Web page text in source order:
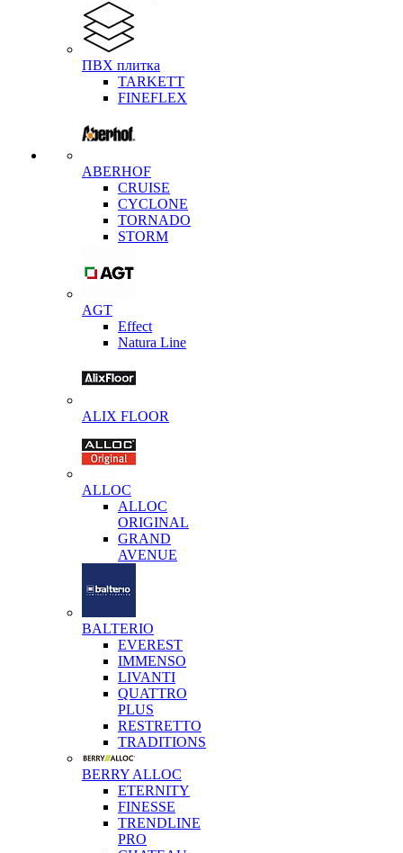
ПВХ плитка
TARKETT
FINEFLEX
ABERHOF
CRUISE
CYCLONE
TORNADO
STORM
AGT
Effect
Natura Line
ALIX FLOOR
ALLOC
ALLOC
ORIGINAL
GRAND
AVENUE
BALTERIO
EVEREST
IMMENSO
LIVANTI
QUATTRO
PLUS
RESTRETTO
TRADITIONS
BERRY ALLOC
ETERNITY
FINESSE
TRENDLINE
PRO